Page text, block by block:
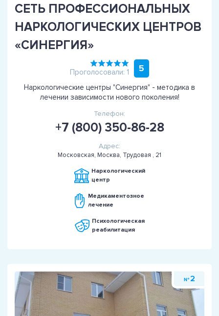
СЕТЬ ПРОФЕССИОНАЛЬНЫХ
НАРКОЛОГИЧЕСКИХ ЦЕНТРОВ
«СИНЕРГИЯ»
Проголосовали: 1 5
Наркологические центры "Синергия" - методика в
лечении зависимости нового поколения!
Телефон:
+7 (800) 350-86-28
Адрес:
Московская, Москва, Трудовая , 21
Наркологический
центр
Медикаментозное
лечение
Психологическая
реабилитация
№ 2